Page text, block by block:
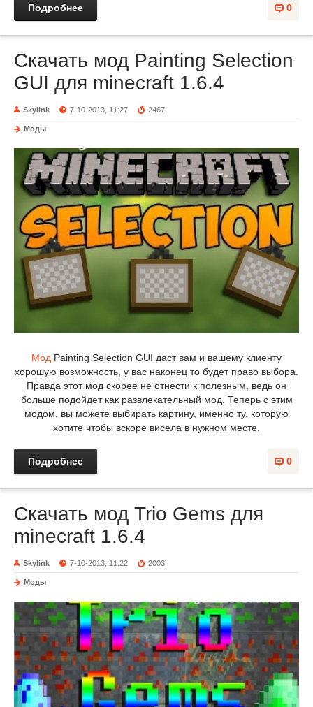
0
Подробнее
Скачать мод Painting Selection
GUI для minecraft 1.6.4
Skylink 7-10-2013, 11:27 2467
Моды
Мод Painting Selection GUI даст вам и вашему клиенту
хорошую возможность, у вас наконец то будет право выбора.
Правда этот мод скорее не отнести к полезным, ведь он
больше подойдет как развлекательный мод. Теперь с этим
модом, вы можете выбирать картину, именно ту, которую
хотите чтобы вскоре висела в нужном месте.
0
Подробнее
Скачать мод Trio Gems для
minecraft 1.6.4
Skylink 7-10-2013, 11:22 2003
Моды